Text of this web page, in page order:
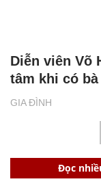
GIA ĐÌNH
Diễn viên Võ
tâm khi có
Đọc